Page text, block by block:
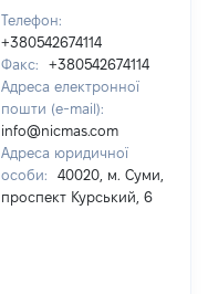
Телефон:
+380542674114
Факс:
+380542674114
Адреса електронної
пошти (e-mail):
info@nicmas.com
Адреса юридичної
особи:
40020, м. Суми,
проспект Курський, 6